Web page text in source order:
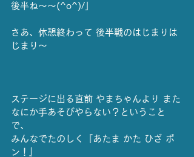
後半ね〜〜(^o^)/」
さあ、休憩終わって 後半戦のはじまりは
じまり～
ステージに出る直前 やまちゃんより また
なにか手あそびやらない？ということ
で、
みんなでたのしく『あたま かた ひざ ポ
ン！』